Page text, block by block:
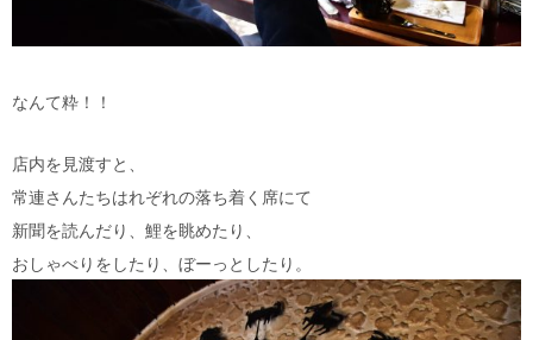
なんて粋！！
店内を見渡すと、
常連さんたちはれぞれの落ち着く席にて
新聞を読んだり、鯉を眺めたり、
おしゃべりをしたり、ぼーっとしたり。